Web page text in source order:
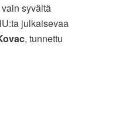
syvältä
julkaisevaa
, tunnettu